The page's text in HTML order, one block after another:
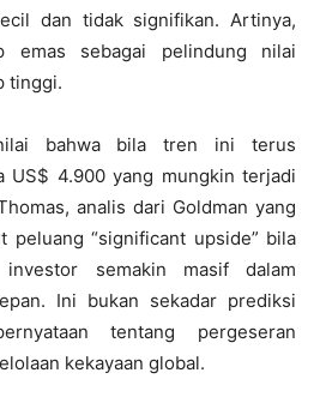
dan tidak signifikan. Artinya,
emas sebagai pelindung nilai
tinggi.
bahwa bila tren ini terus
US$ 4.900 yang mungkin terjadi
analis dari Goldman yang
peluang “significant upside” bila
investor semakin masif dalam
Ini bukan sekadar prediksi
tentang pergeseran
kekayaan global.